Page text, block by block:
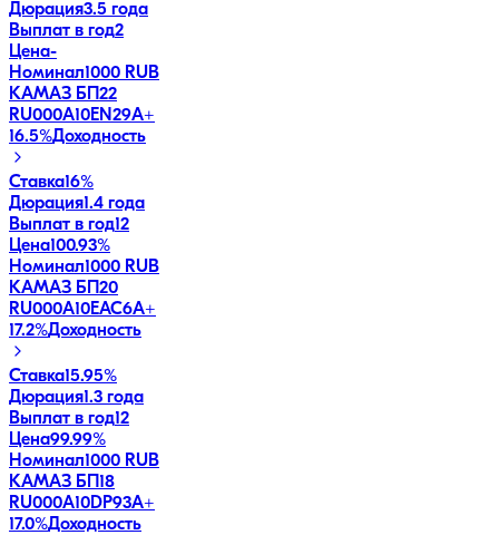
Дюрация3.5 года
Выплат в год2
Цена-
Номинал1000 RUB
КАМАЗ БП22
RU000A10EN29A+
16.5%Доходность
Ставка16%
Дюрация1.4 года
Выплат в год12
Цена100.93%
Номинал1000 RUB
КАМАЗ БП20
RU000A10EAC6A+
17.2%Доходность
Ставка15.95%
Дюрация1.3 года
Выплат в год12
Цена99.99%
Номинал1000 RUB
КАМАЗ БП18
RU000A10DP93A+
17.0%Доходность